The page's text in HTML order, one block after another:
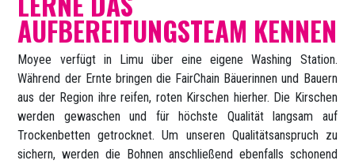
AUFBEREITUNGSTEAM KENNEN
Moyee verfügt in Limu über eine eigene Washing Station.
Während der Ernte bringen die FairChain Bäuerinnen und Bauern
aus der Region ihre reifen, roten Kirschen hierher. Die Kirschen
werden gewaschen und für höchste Qualität langsam auf
Trockenbetten getrocknet. Um unseren Qualitätsanspruch zu
sichern, werden die Bohnen anschließend ebenfalls schonend